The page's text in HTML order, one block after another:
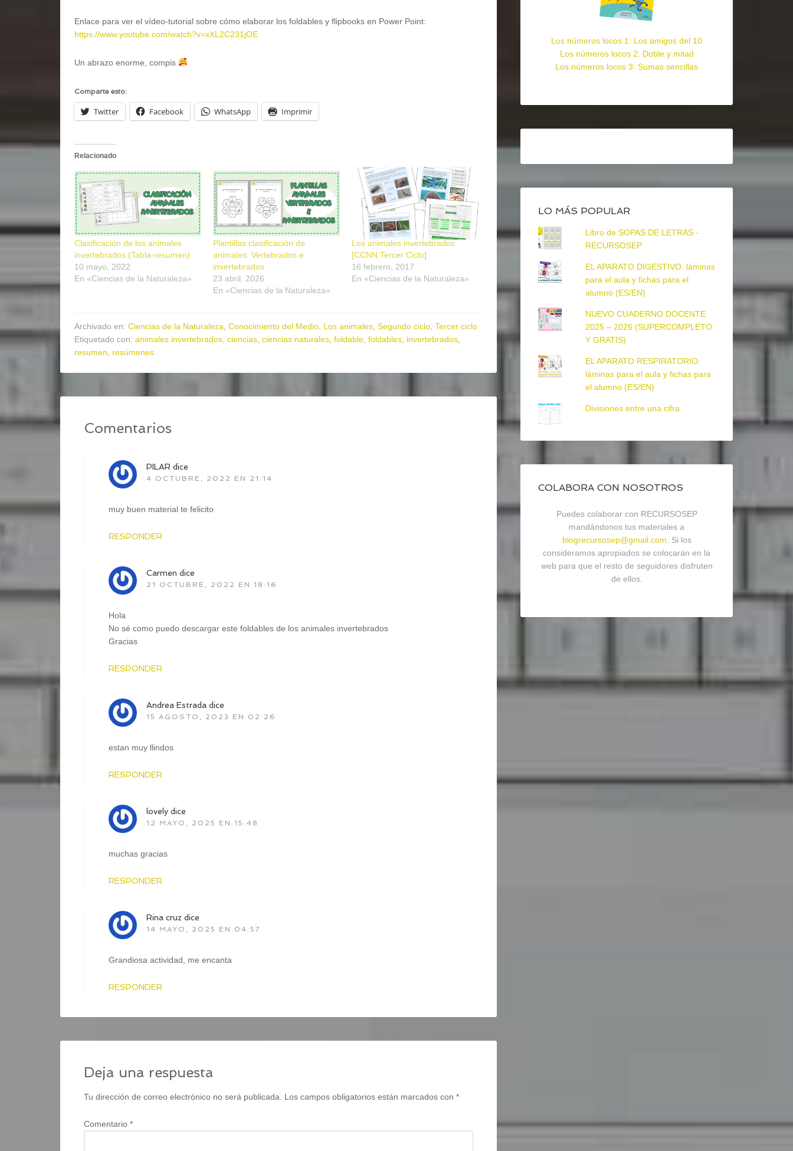
Enlace para ver el vídeo-tutorial sobre cómo elaborar los foldables y flipbooks en Power Point:
https://www.youtube.com/watch?v=xXL2C231jOE
Un abrazo enorme, compis
Comparte esto:
Twitter Facebook WhatsApp Imprimir
Relacionado
Clasificación de los animales
invertebrados (Tabla-resumen)
10 mayo, 2022
En «Ciencias de la Naturaleza»
Plantillas clasificación de
animales: Vertebrados e
invertebrados
23 abril, 2026
En «Ciencias de la Naturaleza»
Los animales invertebrados
[CCNN Tercer Ciclo]
16 febrero, 2017
En «Ciencias de la Naturaleza»
Archivado en: Ciencias de la Naturaleza Conocimiento del Medio Los animales Segundo ciclo Tercer ciclo
Etiquetado con: animales invertebrados ciencias ciencias naturales foldable foldables invertebrados
resumen
resúmenes
Comentarios
PILAR dice
4 OCTUBRE, 2022 EN 21:14
muy buen material te felicito
RESPONDER
Carmen dice
21 OCTUBRE, 2022 EN 18:16
Hola
No sé como puedo descargar este foldables de los animales invertebrados
Gracias
RESPONDER
Andrea Estrada dice
15 AGOSTO, 2023 EN 02:26
estan muy llindos
RESPONDER
lovely dice
12 MAYO, 2025 EN 15:48
muchas gracias
RESPONDER
Rina cruz dice
14 MAYO, 2025 EN 04:57
Grandiosa actividad, me encanta
RESPONDER
Deja una respuesta
Tu dirección de correo electrónico no será publicada. Los campos obligatorios están marcados con *
Comentario *
Los números locos 1: Los amigos del 10
Los números locos 2: Doble y mitad
Los números locos 3: Sumas sencillas
LO MÁS POPULAR
Libro de SOPAS DE LETRAS -
RECURSOSEP
EL APARATO DIGESTIVO: láminas
para el aula y fichas para el
alumno (ES/EN)
NUEVO CUADERNO DOCENTE
2025 – 2026 (SUPERCOMPLETO
Y GRATIS)
EL APARATO RESPIRATORIO:
láminas para el aula y fichas para
el alumno (ES/EN)
Divisiones entre una cifra
COLABORA CON NOSOTROS
Puedes colaborar con RECURSOSEP
mandándonos tus materiales a
blogrecursosep@gmail.com . Si los
consideramos apropiados se colocarán en la
web para que el resto de seguidores disfruten
de ellos.